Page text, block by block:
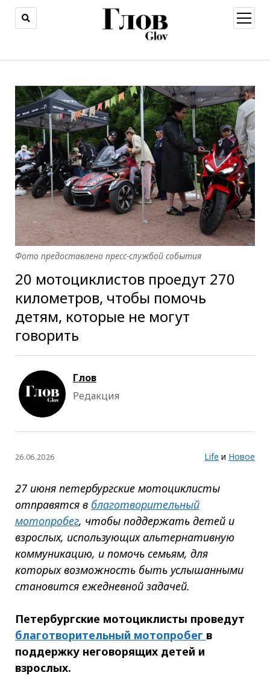
меню
Фото предоставлено пресс-службой события
20 мотоциклистов проедут 270
километров, чтобы помочь
детям, которые не могут
говорить
Глов
Редакция
26.06.2026 Life и Новое
27 июня петербургские мотоциклисты
отправятся в благотворительный
мотопробег, чтобы поддержать детей и
взрослых, использующих альтернативную
коммуникацию, и помочь семьям, для
которых возможность быть услышанными
становится ежедневной задачей.
Петербургские мотоциклисты проведут
благотворительный мотопробег в
поддержку неговорящих детей и
взрослых.